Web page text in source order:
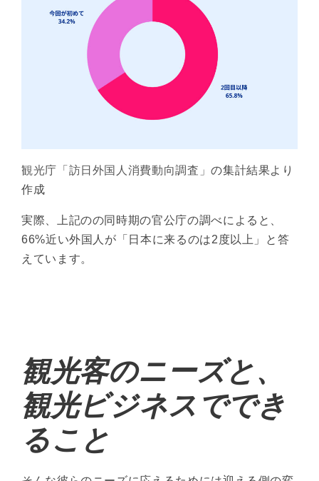
観光庁「訪日外国人消費動向調査」の集計結果より
作成
実際、上記のの同時期の官公庁の調べによると、
66%近い外国人が「日本に来るのは2度以上」と答
えています。
観光客のニーズと、
観光ビジネスででき
ること